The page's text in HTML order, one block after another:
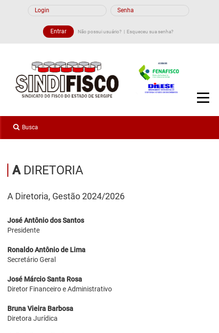
Não possui usuário? Esqueceu sua senha?
ADIRETORIA
A Diretoria, Gestão 2024/2026
José Antônio dos Santos
Presidente
Ronaldo Antônio de Lima
Secretário Geral
José Márcio Santa Rosa
Diretor Financeiro e Administrativo
Bruna Vieira Barbosa
Diretora Jurídica